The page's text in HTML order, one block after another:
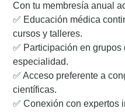
Con tu membresía anual
✅ Educación médica
cursos y talleres.
✅ Participación en
especialidad.
✅ Acceso preferente a
científicas.
✅ Conexión con expertos